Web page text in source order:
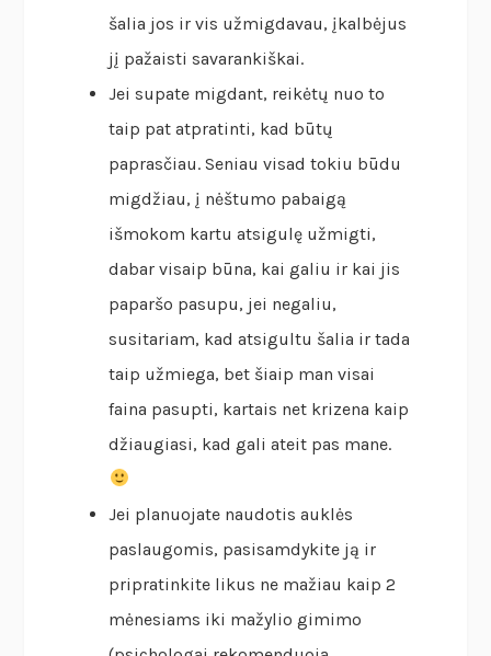
šalia jos ir vis užmigdavau, įkalbėjus
jį pažaisti savarankiškai.
Jei supate migdant, reikėtų nuo to
taip pat atpratinti, kad būtų
paprasčiau. Seniau visad tokiu būdu
migdžiau, į nėštumo pabaigą
išmokom kartu atsigulę užmigti,
dabar visaip būna, kai galiu ir kai jis
paparšo pasupu, jei negaliu,
susitariam, kad atsigultu šalia ir tada
taip užmiega, bet šiaip man visai
faina pasupti, kartais net krizena kaip
džiaugiasi, kad gali ateit pas mane.
Jei planuojate naudotis auklės
paslaugomis, pasisamdykite ją ir
pripratinkite likus ne mažiau kaip 2
mėnesiams iki mažylio gimimo